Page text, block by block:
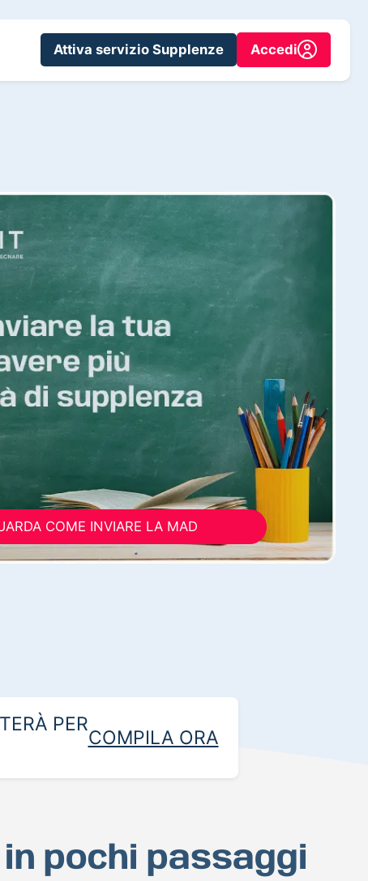
Attiva servizio Supplenze Accedi
COME INVIARE LA MAD
PER
COMPILA ORA
pochi passaggi